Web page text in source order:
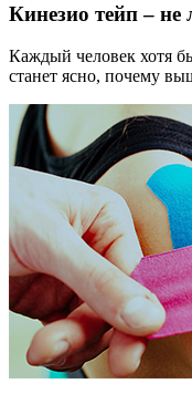
Кинезио тейп – не
Каждый человек хотя
станет ясно, почему